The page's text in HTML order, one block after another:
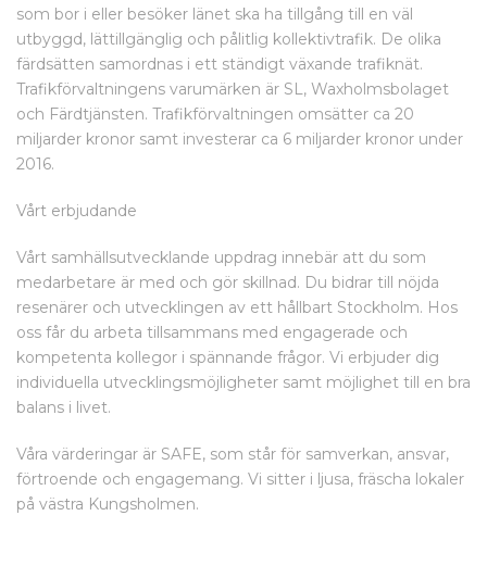
som bor i eller besöker länet ska ha tillgång till en väl
utbyggd, lättillgänglig och pålitlig kollektivtrafik. De olika
färdsätten samordnas i ett ständigt växande trafiknät.
Trafikförvaltningens varumärken är SL, Waxholmsbolaget
och Färdtjänsten. Trafikförvaltningen omsätter ca 20
miljarder kronor samt investerar ca 6 miljarder kronor under
2016.
Vårt erbjudande
Vårt samhällsutvecklande uppdrag innebär att du som
medarbetare är med och gör skillnad. Du bidrar till nöjda
resenärer och utvecklingen av ett hållbart Stockholm. Hos
oss får du arbeta tillsammans med engagerade och
kompetenta kollegor i spännande frågor. Vi erbjuder dig
individuella utvecklingsmöjligheter samt möjlighet till en bra
balans i livet.
Våra värderingar är SAFE, som står för samverkan, ansvar,
förtroende och engagemang. Vi sitter i ljusa, fräscha lokaler
på västra Kungsholmen.